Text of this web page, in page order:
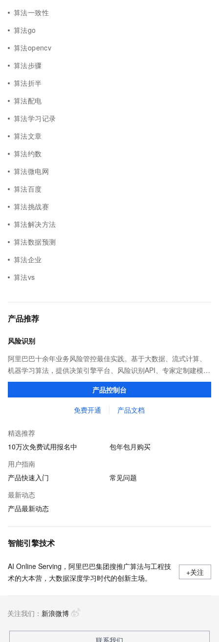
算法一致性
算法go
算法opencv
算法步骤
算法折半
算法配电
算法学习记录
算法文章
算法约数
算法微电网
算法百度
算法挑战赛
算法解决方法
算法数据预测
算法企业
算法vs
产品推荐
风险识别
阿里巴巴十余年业务风险管控最佳实践。基于大数据、流式计算、
机器学习算法，提供决策引擎平台、风险识别API、专家定制建模等
多维风控服务，一站式解决企业在用户注册、运营活动、交易、信
贷审核等关键业务中所遇到的欺诈问题。
产品控制台
免费开通 产品文档
精选推荐
10万次免费试用报名中
包年包月购买
用户指南
产品快速入门
常见问题
最新动态
产品最新动态
智能引擎技术
AI Online Serving，阿里巴巴集团搜推广算法与工程技
术的大本营，大数据深度学习时代的创新主场。
+关注
关注我们： 新浪微博
联系我们